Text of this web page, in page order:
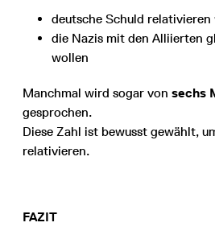
deutsche Schuld relativieren
die Nazis mit den Alliierten
wollen
Manchmal wird sogar von sechs
gesprochen.
Diese Zahl ist bewusst gewählt,
relativieren.
FAZIT